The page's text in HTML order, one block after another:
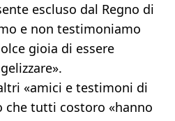
escluso dal Regno di
e non testimoniamo
gioia di essere
«amici e testimoni di
che tutti costoro «hanno